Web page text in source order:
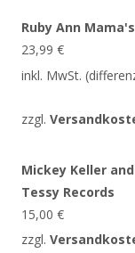
Ruby Ann
23,99 €
inkl. MwSt.
zzgl.
Mickey Keller
Tessy Records
15,00 €
zzgl.